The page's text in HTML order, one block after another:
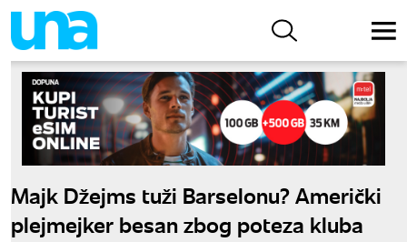
Majk Džejms tuži Barselonu? Američki
plejmejker besan zbog poteza kluba